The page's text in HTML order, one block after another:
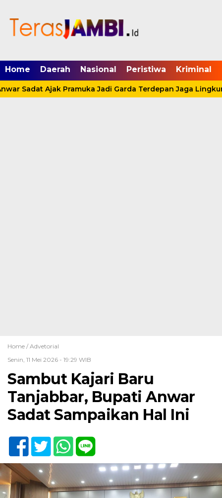
Home Daerah Nasional Peristiwa Kriminal
Sadat Ajak Pramuka Jadi Garda Terdepan Jaga
Home / Advetorial
Senin, 11 Mei 2026 - 19:29 WIB
Sambut Kajari Baru
Tanjabbar, Bupati Anwar
Sadat Sampaikan Hal Ini